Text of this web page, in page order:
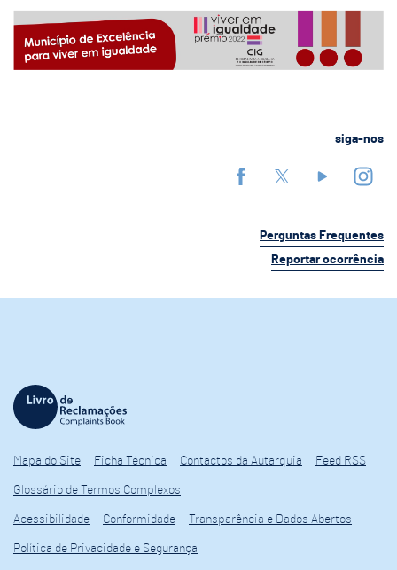
siga-nos
Perguntas Frequentes
Reportar ocorrência
Mapa do Site Ficha Técnica Contactos da Autarquia Feed RSS
Glossário de Termos Complexos
Acessibilidade Conformidade Transparência e Dados Abertos
Política de Privacidade e Segurança